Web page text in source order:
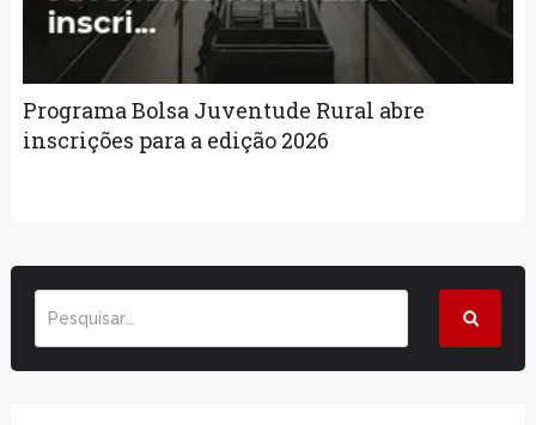
Programa Bolsa Juventude Rural abre
inscrições para a edição 2026